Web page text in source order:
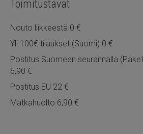
Toimitustavat
Nouto liikkeestä 0 €
Yli 100€ tilaukset (Suomi) 0 €
Postitus Suomeen seurannalla
6,90 €
Postitus EU 22 €
Matkahuolto 6,90 €